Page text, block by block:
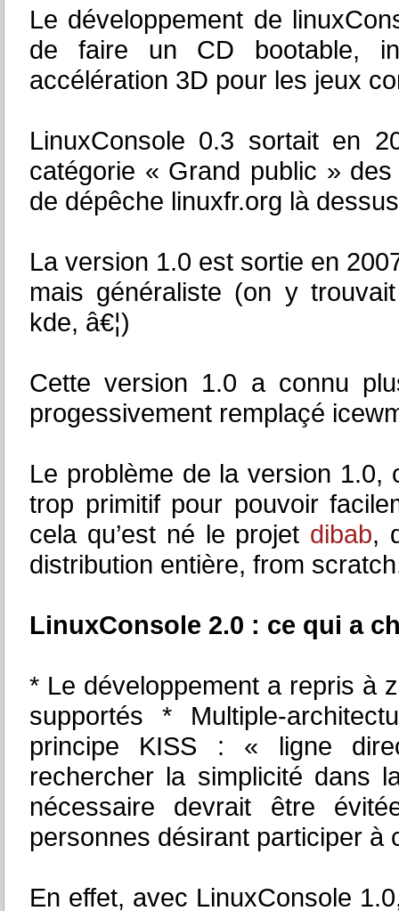
Le développement de
de faire un CD bootable,
accélération 3D pour les jeux
LinuxConsole 0.3 sortait en
catégorie « Grand public »
de dépêche linuxfr.org là
La version 1.0 est sortie en
mais généraliste (on y
kde, â€¦)
Cette version 1.0 a connu
progessivement remplaçé
Le problème de la version 1.0,
trop primitif pour pouvoir
cela qu’est né le projet dibab,
distribution entière, from
LinuxConsole 2.0 : ce qui a
* Le développement a repris à
supportés * Multiple-
principe KISS : « ligne
rechercher la simplicité dans
nécessaire devrait être
personnes désirant participer à
En effet, avec LinuxConsole